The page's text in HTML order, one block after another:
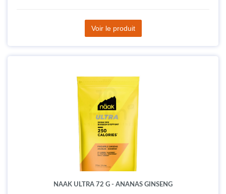
Voir le produit
NAAK ULTRA 72 G - ANANAS GINSENG